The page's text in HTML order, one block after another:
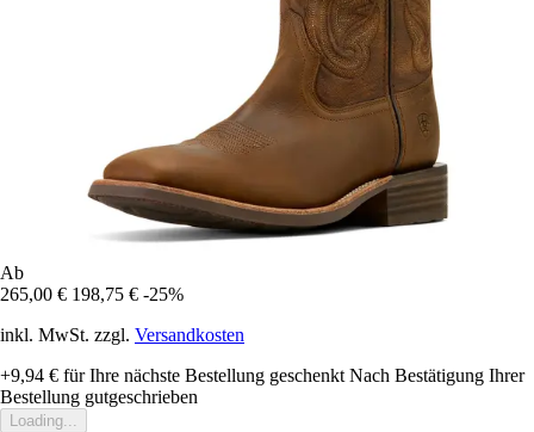
Ab
265,00 € 198,75 € -25%
inkl. MwSt. zzgl. Versandkosten
+9,94 € für Ihre nächste Bestellung geschenkt Nach Bestätigung Ihrer
Bestellung gutgeschrieben
Loading...